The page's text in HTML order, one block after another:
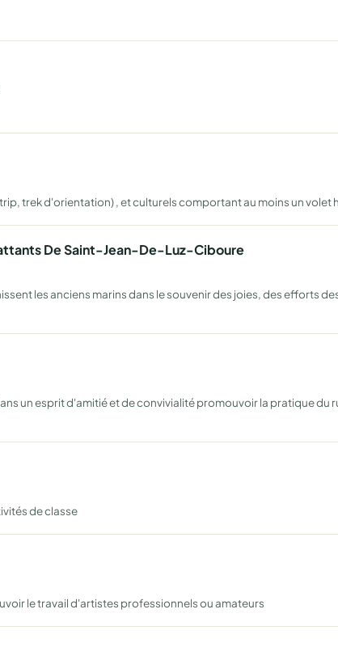
trek d'orientation) , et culturels comportant au moins un volet
De Saint-Jean-De-Luz-Ciboure
les anciens marins dans le souvenir des joies, des efforts
un esprit d'amitié et de convivialité promouvoir la pratique
de classe
le travail d'artistes professionnels ou amateurs